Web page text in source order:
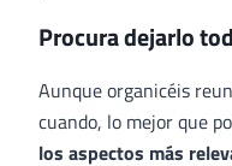
Procura dejarlo
Aunque organicéis
cuando, lo mejor que
los aspectos más